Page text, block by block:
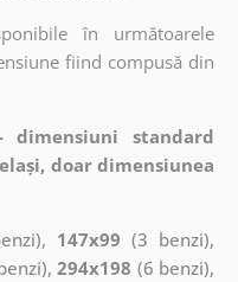
în următoarele
fiind compusă din
dimensiuni standard
doar dimensiunea
147x99 (3 benzi),
294x198 (6 benzi),